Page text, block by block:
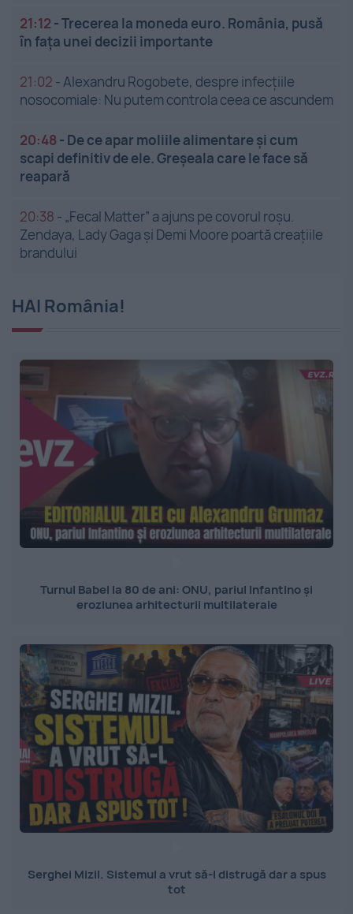
21:12 -Trecerea la moneda euro. România, pusă
în fața unei decizii importante
21:02 -Alexandru Rogobete, despre infecțiile
nosocomiale: Nu putem controla ceea ce ascundem
20:48 - De ce apar moliile alimentare și cum
scapi definitiv de ele. Greșeala care le face să
reapară
20:38 - „Fecal Matter” a ajuns pe covorul roșu.
Zendaya, Lady Gaga și Demi Moore poartă creațiile
brandului
HAI România!
Turnul Babel la 80 de ani: ONU, pariul Infantino și
eroziunea arhitecturii multilaterale
Serghei Mizil. Sistemul a vrut să-l distrugă dar a spus
tot